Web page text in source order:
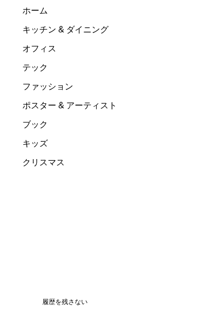
ホーム
キッチン & ダイニング
オフィス
テック
ファッション
ポスター & アーティスト
ブック
キッズ
クリスマス
履歴を残さない